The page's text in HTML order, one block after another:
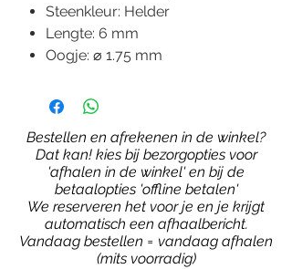
Steenkleur: Helder
Lengte: 6 mm
Oogje: ⌀ 1.75 mm
Bestellen en afrekenen in de winkel?
Dat kan! kies bij bezorgopties voor
'afhalen in de winkel' en bij de
betaalopties 'offline betalen'
We reserveren het voor je en je krijgt
automatisch een afhaalbericht.
Vandaag bestellen = vandaag afhalen
(mits voorradig)